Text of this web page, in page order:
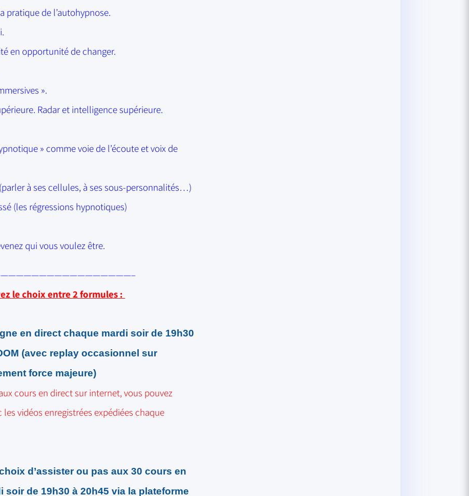
pratique de l’autohypnose.
en opportunité de changer.
».
Radar et intelligence supérieure.
» comme voie de l’écoute et voix de
à ses cellules, à ses sous-personnalités…)
(les régressions hypnotiques)
qui vous voulez être.
le choix entre 2 formules :
en directchaque mardi soir de 19h30
(avec replay occasionnelsur
force majeure)
cours en direct sur internet, vous pouvez
vidéos enregistrées expédiées chaque
d’assister ou pas aux 30 cours en
soir de 19h30 à 20h45 via la plateforme